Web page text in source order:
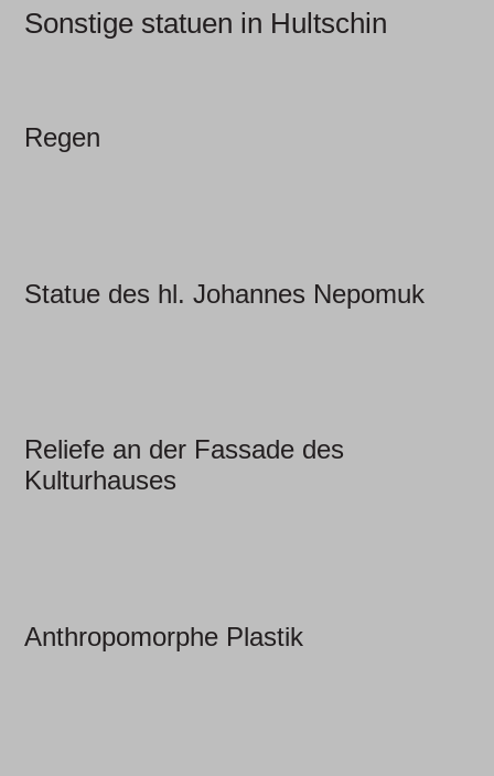
Sonstige statuen in Hultschin
Regen
Statue des hl. Johannes Nepomuk
Reliefe an der Fassade des
Kulturhauses
Anthropomorphe Plastik